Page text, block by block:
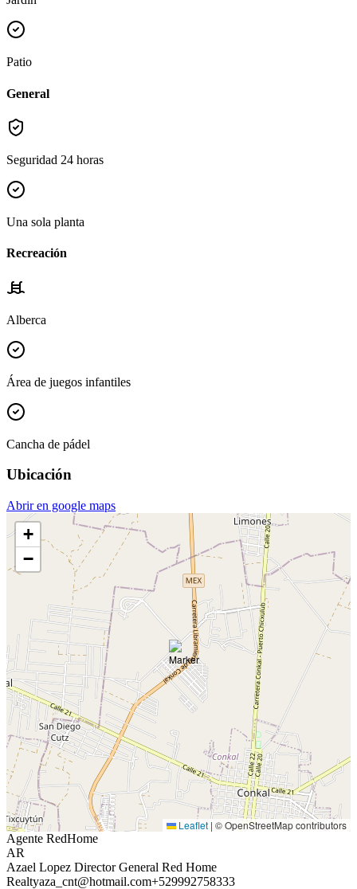
Patio
General
Seguridad 24 horas
Una sola planta
Recreación
Alberca
Área de juegos infantiles
Cancha de pádel
Ubicación
Abrir en google maps
+
−
Leaflet | © OpenStreetMap contributors
Agente RedHome
AR
Azael Lopez Director General Red Home
Realtyaza_cnt@hotmail.com+529992758333